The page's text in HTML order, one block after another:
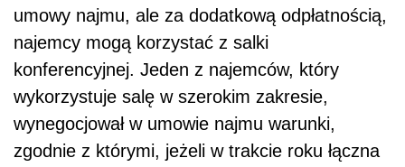
umowy najmu, ale za dodatkową odpłatnością,
najemcy mogą korzystać z salki
konferencyjnej. Jeden z najemców, który
wykorzystuje salę w szerokim zakresie,
wynegocjował w umowie najmu warunki,
zgodnie z którymi, jeżeli w trakcie roku łączna